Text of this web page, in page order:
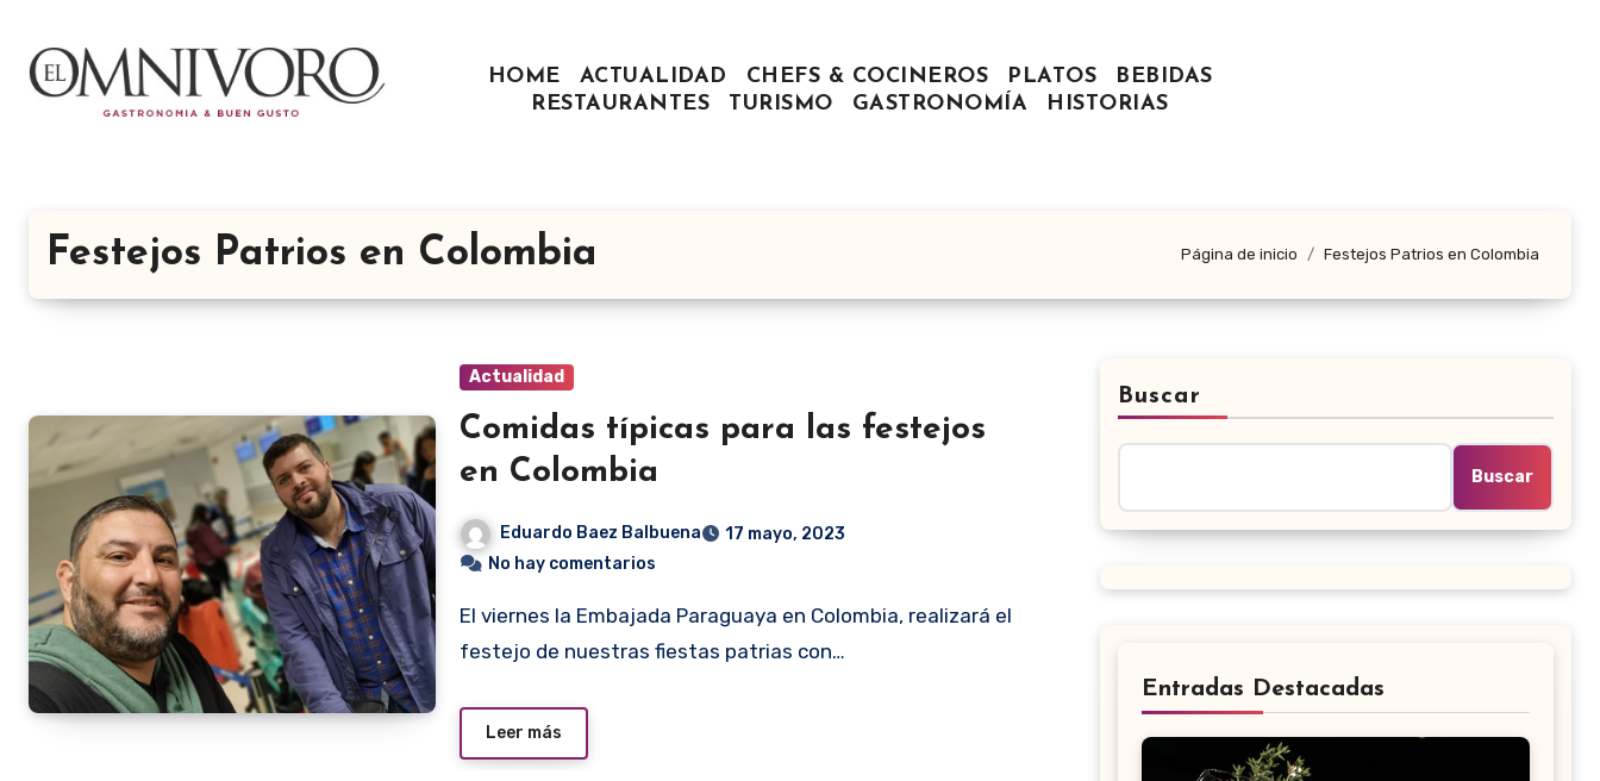
contenido
HOME ACTUALIDAD CHEFS & COCINEROS PLATOS
BEBIDAS
RESTAURANTES
TURISMO GASTRONOMÍA HISTORIAS
Festejos Patrios en Colombia Página de inicio Festejos Patrios en Colombia
Actualidad
Comidas típicas para las festejos
en Colombia
Eduardo Baez Balbuena
17 mayo, 2023
No hay comentarios
El viernes la Embajada Paraguaya en Colombia, realizará el
festejo de nuestras fiestas patrias con…
Leer más
Buscar
Buscar
Entradas Destacadas